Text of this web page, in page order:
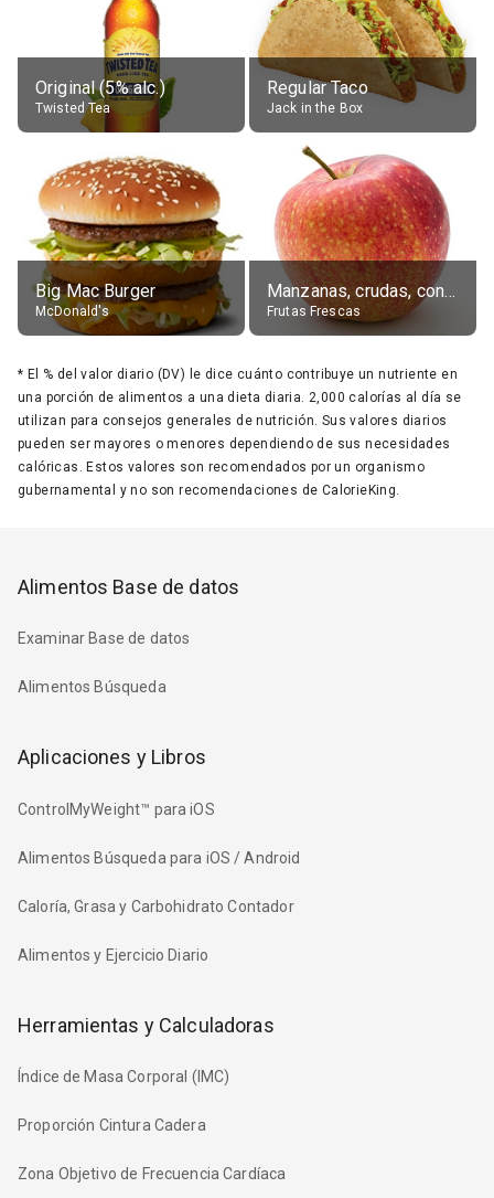
Original (5% alc.)
Twisted Tea
Regular Taco
Jack in the Box
Big Mac Burger
McDonald's
Manzanas, crudas, con piel
Frutas Frescas
* El % del valor diario (DV) le dice cuánto contribuye un nutriente en
una porción de alimentos a una dieta diaria. 2,000 calorías al día se
utilizan para consejos generales de nutrición. Sus valores diarios
pueden ser mayores o menores dependiendo de sus necesidades
calóricas. Estos valores son recomendados por un organismo
gubernamental y no son recomendaciones de CalorieKing.
Alimentos Base de datos
Examinar Base de datos
Alimentos Búsqueda
Aplicaciones y Libros
ControlMyWeight™ para iOS
Alimentos Búsqueda para iOS / Android
Caloría, Grasa y Carbohidrato Contador
Alimentos y Ejercicio Diario
Herramientas y Calculadoras
Índice de Masa Corporal (IMC)
Proporción Cintura Cadera
Zona Objetivo de Frecuencia Cardíaca